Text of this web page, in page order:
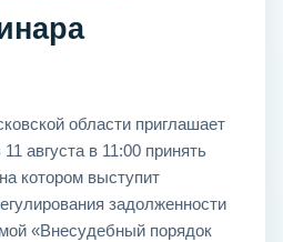
области приглашает
августа в 11:00 принять
котором выступит
задолженности
«Внесудебный порядок